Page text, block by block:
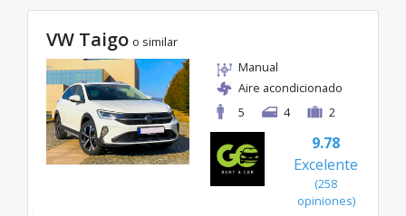
VW Taigo o similar
Manual
Aire acondicionado
5
4 2
9.78
Excelente
(258
opiniones)